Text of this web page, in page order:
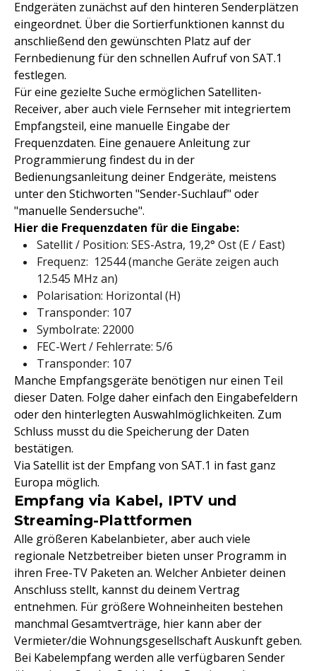
Endgeräten zunächst auf den hinteren Senderplätzen
eingeordnet. Über die Sortierfunktionen kannst du
anschließend den gewünschten Platz auf der
Fernbedienung für den schnellen Aufruf von SAT.1
festlegen.
Für eine gezielte Suche ermöglichen Satelliten-
Receiver, aber auch viele Fernseher mit integriertem
Empfangsteil, eine manuelle Eingabe der
Frequenzdaten. Eine genauere Anleitung zur
Programmierung findest du in der
Bedienungsanleitung deiner Endgeräte, meistens
unter den Stichworten "Sender-Suchlauf" oder
"manuelle Sendersuche".
Hier die Frequenzdaten für die Eingabe:
Satellit / Position: SES-Astra, 19,2° Ost (E / East)
Frequenz: 12544 (manche Geräte zeigen auch
12.545 MHz an)
Polarisation: Horizontal (H)
Transponder: 107
Symbolrate: 22000
FEC-Wert / Fehlerrate: 5/6
Transponder: 107
Manche Empfangsgeräte benötigen nur einen Teil
dieser Daten. Folge daher einfach den Eingabefeldern
oder den hinterlegten Auswahlmöglichkeiten. Zum
Schluss musst du die Speicherung der Daten
bestätigen.
Via Satellit ist der Empfang von SAT.1 in fast ganz
Europa möglich.
Empfang via Kabel, IPTV und
Streaming-Plattformen
Alle größeren Kabelanbieter, aber auch viele
regionale Netzbetreiber bieten unser Programm in
ihren Free-TV Paketen an. Welcher Anbieter deinen
Anschluss stellt, kannst du deinem Vertrag
entnehmen. Für größere Wohneinheiten bestehen
manchmal Gesamtverträge, hier kann aber der
Vermieter/die Wohnungsgesellschaft Auskunft geben.
Bei Kabelempfang werden alle verfügbaren Sender